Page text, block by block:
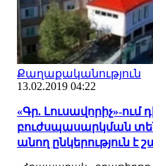
Քաղաքականություն
13.02.2019 04:22
«Գր. Լուսավորիչ»-ում
բուժսպասարկման
անող ընկերություն